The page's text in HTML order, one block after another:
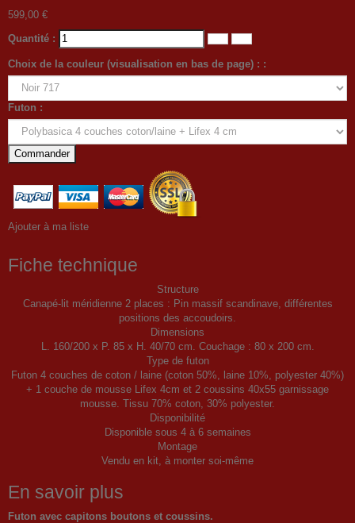
599,00 €
Quantité :
Choix de la couleur (visualisation en bas de page) : :
Futon :
Commander
Ajouter à ma liste
Fiche technique
Structure
Canapé-lit méridienne 2 places : Pin massif scandinave, différentes
positions des accoudoirs.
Dimensions
L. 160/200 x P. 85 x H. 40/70 cm. Couchage : 80 x 200 cm.
Type de futon
Futon 4 couches de coton / laine (coton 50%, laine 10%, polyester 40%)
+ 1 couche de mousse Lifex 4cm et 2 coussins 40x55 garnissage
mousse. Tissu 70% coton, 30% polyester.
Disponibilité
Disponible sous 4 à 6 semaines
Montage
Vendu en kit, à monter soi-même
En savoir plus
Futon avec capitons boutons et coussins.